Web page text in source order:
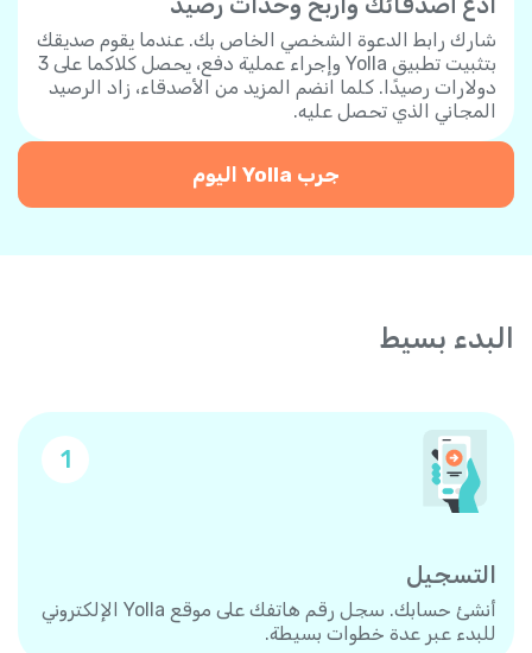
شارك رابط الدعوة الشخصي الخاص بك. عندما يقوم صديقك
بتثبيت تطبيق Yolla وإجراء عملية دفع، يحصل كلاكما على 3
دولارات رصيدًا. كلما انضم المزيد من الأصدقاء، زاد الرصيد
المجاني الذي تحصل عليه.
جرب Yolla اليوم
البدء بسيط
1
التسجيل
أنشئ حسابك. سجل رقم هاتفك على موقع Yolla الإلكتروني
للبدء عبر عدة خطوات بسيطة.